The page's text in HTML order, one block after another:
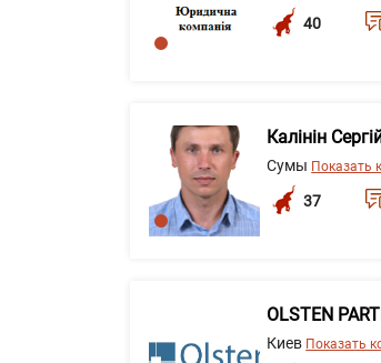
40
Калінін
Сумы Показать
37
OLSTEN
Киев Показать